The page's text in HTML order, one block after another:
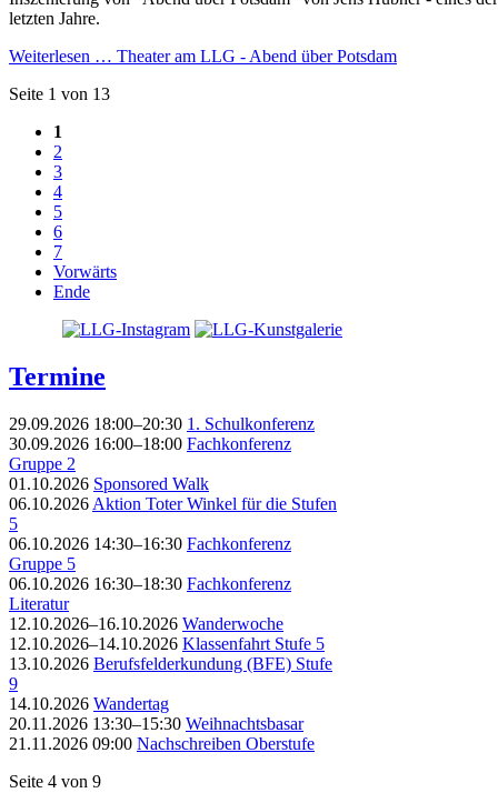
letzten Jahre.
Weiterlesen … Theater am LLG - Abend über Potsdam
Seite 1 von 13
1
2
3
4
5
6
7
Vorwärts
Ende
Termine
29.09.2026 18:00–20:30 1. Schulkonferenz
30.09.2026 16:00–18:00 Fachkonferenz
Gruppe 2
01.10.2026 Sponsored Walk
06.10.2026 Aktion Toter Winkel für die Stufen
5
06.10.2026 14:30–16:30 Fachkonferenz
Gruppe 5
06.10.2026 16:30–18:30 Fachkonferenz
Literatur
12.10.2026–16.10.2026 Wanderwoche
12.10.2026–14.10.2026 Klassenfahrt Stufe 5
13.10.2026 Berufsfelderkundung (BFE) Stufe
9
14.10.2026 Wandertag
20.11.2026 13:30–15:30 Weihnachtsbasar
21.11.2026 09:00 Nachschreiben Oberstufe
Seite 4 von 9